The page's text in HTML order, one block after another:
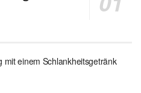
mit einem Schlankheitsgetränk